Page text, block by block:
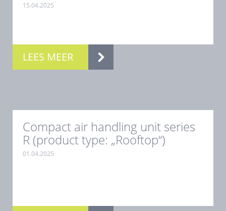
15.04.2025
LEES MEER
Compact air handling unit series
R (product type: „Rooftop“)
01.04.2025